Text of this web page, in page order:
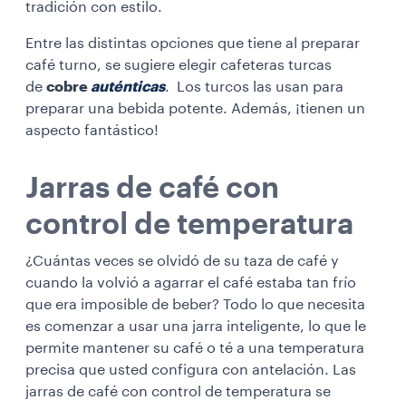
tradición con estilo.
Entre las distintas opciones que tiene al preparar
café turno, se sugiere elegir cafeteras turcas
de cobre auténticas. Los turcos las usan para
preparar una bebida potente. Además, ¡tienen un
aspecto fantástico!
Jarras de café con
control de temperatura
¿Cuántas veces se olvidó de su taza de café y
cuando la volvió a agarrar el café estaba tan frío
que era imposible de beber? Todo lo que necesita
es comenzar a usar una jarra inteligente, lo que le
permite mantener su café o té a una temperatura
precisa que usted configura con antelación. Las
jarras de café con control de temperatura se